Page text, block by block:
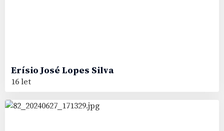
Erísio José Lopes Silva
16 let